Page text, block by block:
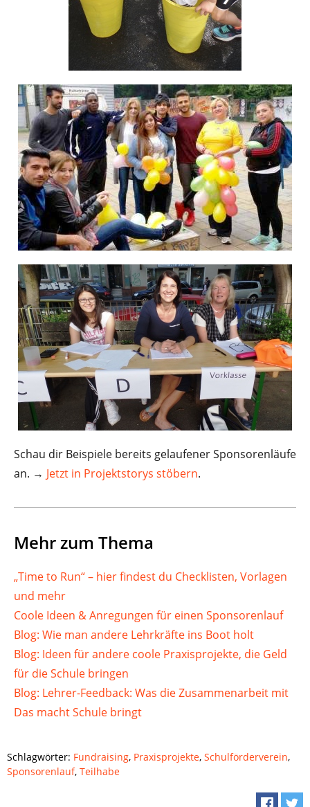
Schau dir Beispiele bereits gelaufener Sponsorenläufe
an. → Jetzt in Projektstorys stöbern.
Mehr zum Thema
„Time to Run“ – hier findest du Checklisten, Vorlagen
und mehr
Coole Ideen & Anregungen für einen Sponsorenlauf
Blog: Wie man andere Lehrkräfte ins Boot holt
Blog: Ideen für andere coole Praxisprojekte, die Geld
für die Schule bringen
Blog: Lehrer-Feedback: Was die Zusammenarbeit mit
Das macht Schule bringt
Schlagwörter: Fundraising, Praxisprojekte, Schulförderverein,
Sponsorenlauf, Teilhabe